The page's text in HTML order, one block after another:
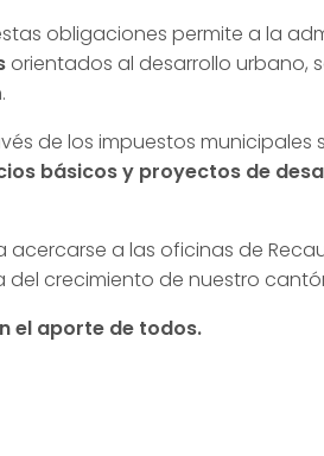
obligaciones permite a la
orientados al desarrollo urbano,
de los impuestos municipales
básicos y proyectos de
acercarse a las oficinas de
crecimiento de nuestro
el aporte de todos.